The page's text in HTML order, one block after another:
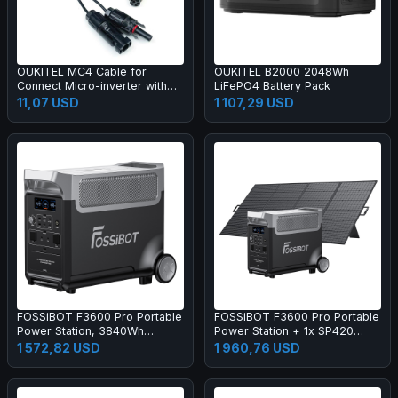
OUKITEL MC4 Cable for
Connect Micro-inverter with
the BP2000, Connecting Solar
Panels
11,07 USD
OUKITEL B2000 2048Wh
LiFePO4 Battery Pack
1 107,29 USD
FOSSiBOT F3600 Pro Portable
Power Station, 3840Wh
LiFePO4 Battery, Max.
11520Wh Expansion, 3600W
Solar Charge, 1.5h Full Charge,
1 572,82 USD
FOSSiBOT F3600 Pro Portable
Power Station + 1x SP420
420W Solar Panel
1 960,76 USD